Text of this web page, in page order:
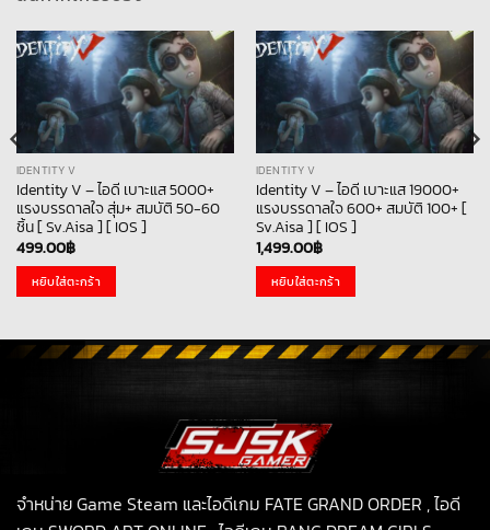
IDENTITY V
Identity V – ไอดี เบาะแส 5000+
แรงบรรดาลใจ สุ่ม+ สมบัติ 50-60
ชิ้น [ Sv.Aisa ] [ IOS ]
499.00฿
หยิบใส่ตะกร้า
IDENTITY V
Identity V – ไอดี เบาะแส 19000+
แรงบรรดาลใจ 600+ สมบัติ 100+ [
Sv.Aisa ] [ IOS ]
1,499.00฿
หยิบใส่ตะกร้า
จำหน่าย Game Steam และไอดีเกม FATE GRAND ORDER , ไอดี